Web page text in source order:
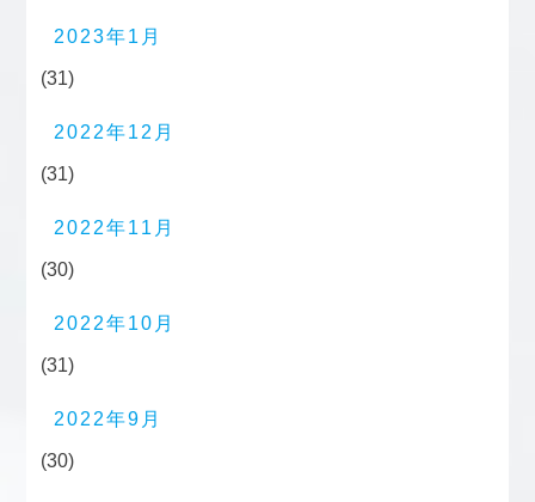
2023年1月
(31)
2022年12月
(31)
2022年11月
(30)
2022年10月
(31)
2022年9月
(30)